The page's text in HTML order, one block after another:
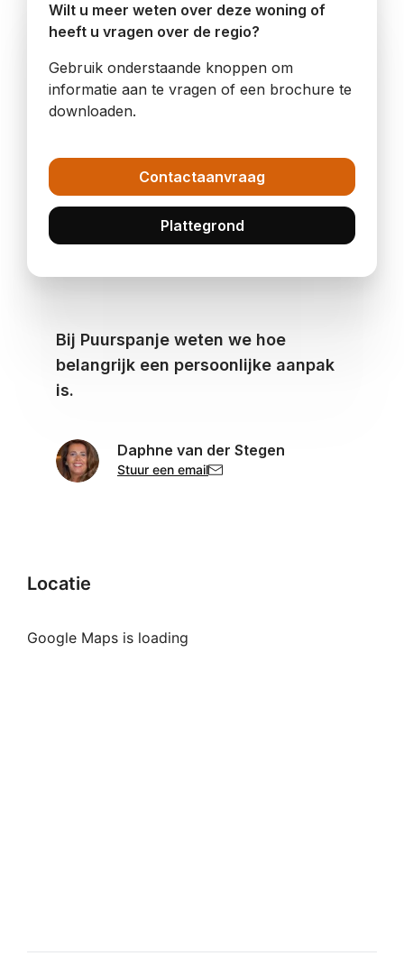
Wilt u meer weten over deze woning of
heeft u vragen over de regio?
Gebruik onderstaande knoppen om
informatie aan te vragen of een brochure te
downloaden.
Contactaanvraag
Plattegrond
Bij Puurspanje weten we hoe
belangrijk een persoonlijke aanpak
is.
Daphne van der Stegen
Stuur een email
Locatie
Google Maps is loading